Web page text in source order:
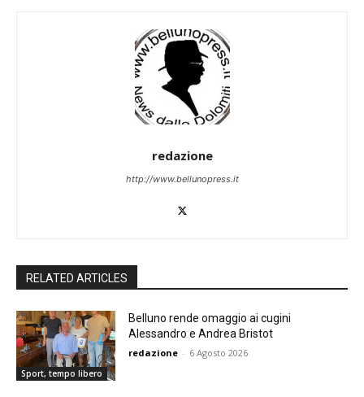
redazione
http://www.bellunopress.it
RELATED ARTICLES
Sport, tempo libero
Belluno rende omaggio ai cugini
Alessandro e Andrea Bristot
redazione - 6 Agosto 2026